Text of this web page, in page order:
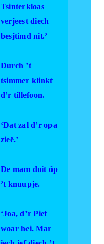
Tsinterkloas
verjeest diech
besjtimd nit.’
Durch ’t
tsimmer klinkt
d’r tillefoon.
‘Dat zal d’r opa
zieë.’
De mam duit óp
’t knuupje.
‘Joa, d’r Piet
woar hei. Mar